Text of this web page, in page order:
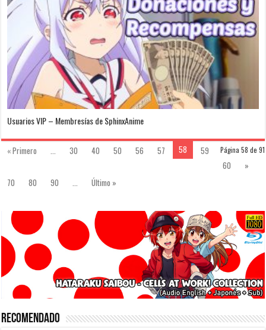
Usuarios VIP – Membresías de SphinxAnime
Página 58 de 91
« Primero 30 40 50 56 57 58
59
60
»
70
80 90 Último »
Recomendado